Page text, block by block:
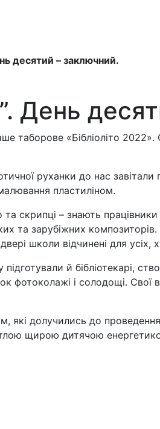
десятий – заключний.
День
таборове «Бібліоліто 2022».
руханки до нас
пластиліном.
та скрипці – знають
та зарубіжних
школи відчинені для
й бібліотекарі,
фотоколажі і солодощі. Свої
долучились до
щирою дитячою